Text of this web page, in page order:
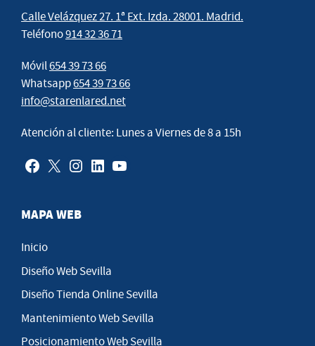
Calle Velázquez 27. 1ª Ext. Izda. 28001. Madrid.
Teléfono914 32 36 71
Móvil654 39 73 66
Whatsapp654 39 73 66
info@starenlared.net
Atención al cliente: Lunes a Viernes de 8 a 15h
MAPA WEB
Inicio
Diseño Web Sevilla
Diseño Tienda Online Sevilla
Mantenimiento Web Sevilla
Posicionamiento Web Sevilla